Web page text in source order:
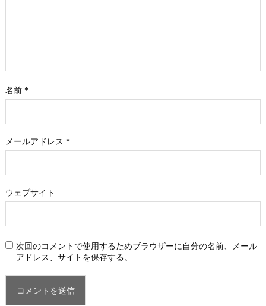
名前 *
メールアドレス *
ウェブサイト
次回のコメントで使用するためブラウザーに自分の名前、メール
アドレス、サイトを保存する。